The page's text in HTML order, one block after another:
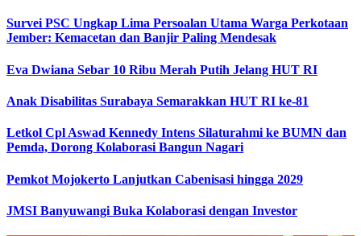
Survei PSC Ungkap Lima Persoalan Utama Warga Perkotaan
Jember: Kemacetan dan Banjir Paling Mendesak
Eva Dwiana Sebar 10 Ribu Merah Putih Jelang HUT RI
Anak Disabilitas Surabaya Semarakkan HUT RI ke-81
Letkol Cpl Aswad Kennedy Intens Silaturahmi ke BUMN dan
Pemda, Dorong Kolaborasi Bangun Nagari
Pemkot Mojokerto Lanjutkan Cabenisasi hingga 2029
JMSI Banyuwangi Buka Kolaborasi dengan Investor